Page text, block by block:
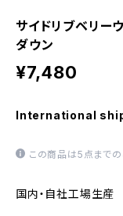
サイドリブベリー
ダウン
¥7,480
International
この商品は5点までの
国内・自社工場生産